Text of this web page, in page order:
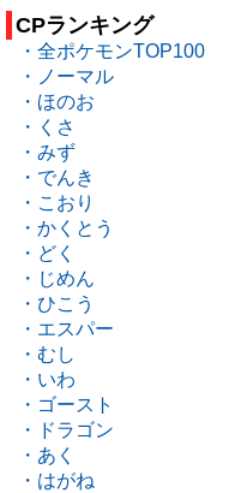
CPランキング
・全ポケモンTOP100
・ノーマル
・ほのお
・くさ
・みず
・でんき
・こおり
・かくとう
・どく
・じめん
・ひこう
・エスパー
・むし
・いわ
・ゴースト
・ドラゴン
・あく
・はがね